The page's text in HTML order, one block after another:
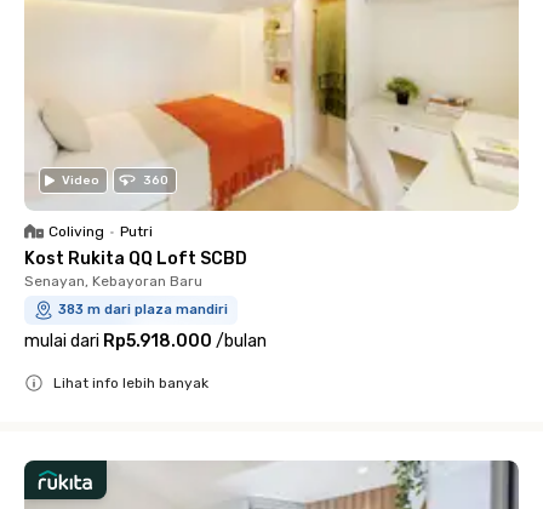
Video 360
Coliving • Putri
Kost Rukita QQ Loft SCBD
Senayan, Kebayoran Baru
383 m dari plaza mandiri
mulai dari Rp5.918.000 /bulan
Lihat info lebih banyak